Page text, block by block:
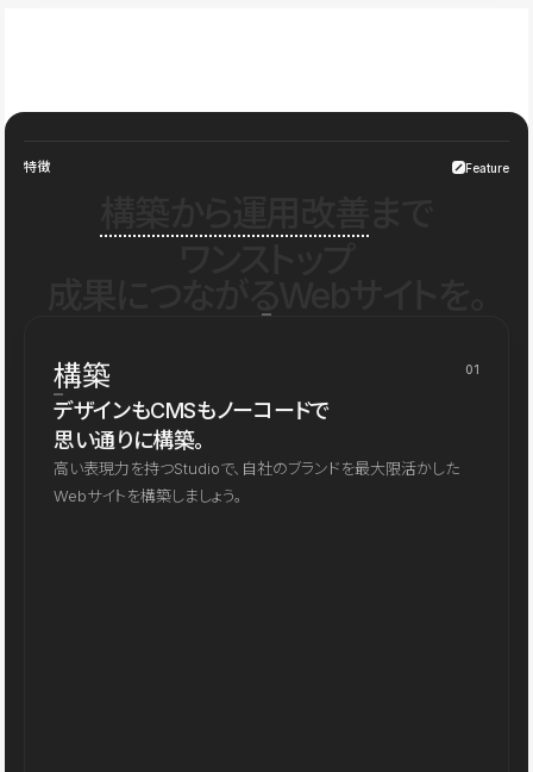
特徴 Feature
構築 01
デザインもCMSもノーコードで
思い通りに構築。
高い表現力を持つStudioで、自社のブランドを最大限活かした
Webサイトを構築しましょう。